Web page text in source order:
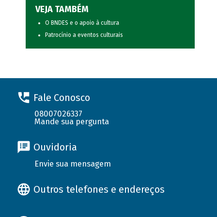
VEJA TAMBÉM
O BNDES e o apoio à cultura
Patrocínio a eventos culturais
Fale Conosco
08007026337
Mande sua pergunta
Ouvidoria
Envie sua mensagem
Outros telefones e endereços